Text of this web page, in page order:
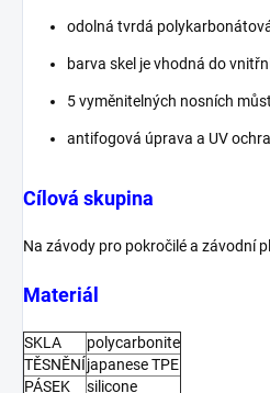
odolná tvrdá
barva skel je vhodná do
5 vyměnitelných nosních
antifogová úprava a UV
Cílová skupina
Na závody pro pokročilé a závodní
Materiál
SKLA
polycarbonite
TĚSNĚNÍjapanese TPE
PÁSEK
silicone